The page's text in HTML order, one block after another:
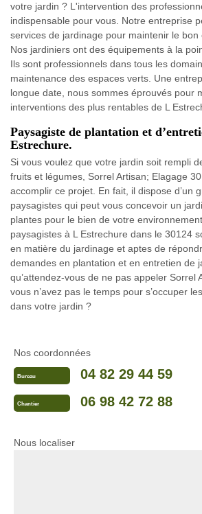
votre jardin ? L'intervention des
indispensable pour vous. Notre entreprise
services de jardinage pour maintenir le bon
Nos jardiniers ont des équipements à la
Ils sont professionnels dans tous les
maintenance des espaces verts. Une
longue date, nous sommes éprouvés pour
interventions des plus rentables de L
Paysagiste de plantation et
Estrechure.
Si vous voulez que votre jardin soit rempli
fruits et légumes, Sorrel Artisan; Elagage
accomplir ce projet. En fait, il dispose d’un
paysagistes qui peut vous concevoir un
plantes pour le bien de votre
paysagistes à L Estrechure dans le 30124
en matière du jardinage et aptes de
demandes en plantation et en entretien de
qu’attendez-vous de ne pas appeler Sorrel
vous n’avez pas le temps pour s’occuper
dans votre jardin ?
Nos coordonnées
Bureau 04 82 29 44 59
Chantier 06 98 42 72 88
Nous localiser